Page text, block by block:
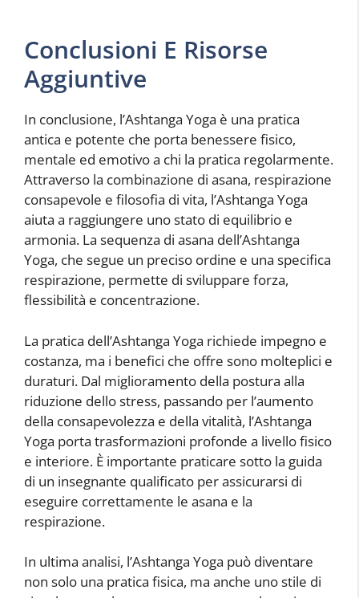
Conclusioni E Risorse
Aggiuntive
In conclusione, l’Ashtanga Yoga è una pratica
antica e potente che porta benessere fisico,
mentale ed emotivo a chi la pratica regolarmente.
Attraverso la combinazione di asana, respirazione
consapevole e filosofia di vita, l’Ashtanga Yoga
aiuta a raggiungere uno stato di equilibrio e
armonia. La sequenza di asana dell’Ashtanga
Yoga, che segue un preciso ordine e una specifica
respirazione, permette di sviluppare forza,
flessibilità e concentrazione.
La pratica dell’Ashtanga Yoga richiede impegno e
costanza, ma i benefici che offre sono molteplici e
duraturi. Dal miglioramento della postura alla
riduzione dello stress, passando per l’aumento
della consapevolezza e della vitalità, l’Ashtanga
Yoga porta trasformazioni profonde a livello fisico
e interiore. È importante praticare sotto la guida
di un insegnante qualificato per assicurarsi di
eseguire correttamente le asana e la
respirazione.
In ultima analisi, l’Ashtanga Yoga può diventare
non solo una pratica fisica, ma anche uno stile di